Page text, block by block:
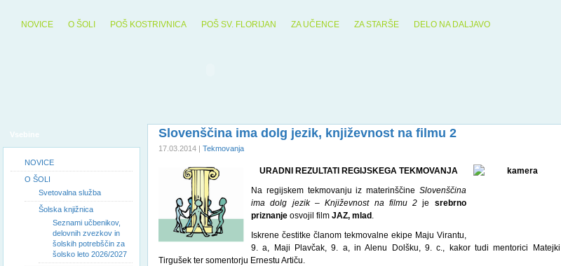
NOVICE O ŠOLI POŠ KOSTRIVNICA POŠ SV. FLORIJAN ZA UČENCE ZA STARŠE DELO NA DALJAVO
Vsebine
NOVICE
O ŠOLI
Svetovalna služba
Šolska knjižnica
Seznami učbenikov,
delovnih zvezkov in
šolskih potrebščin za
šolsko leto 2026/2027
Slovenščina ima dolg jezik, književnost na filmu 2
17.03.2014 | Tekmovanja
URADNI REZULTATI REGIJSKEGA TEKMOVANJA
Na regijskem tekmovanju iz materinščine Slovenščina
ima dolg jezik–Književnost na filmu 2 je srebrno
priznanje osvojil film JAZ, mlad .
Iskrene čestitke članom tekmovalne ekipe Maju Virantu,
9. a, Maji Plavčak, 9. a, in Alenu Dolšku, 9. c., kakor tudi mentorici Matejki
Tirgušek ter somentorju Ernestu Artiču.